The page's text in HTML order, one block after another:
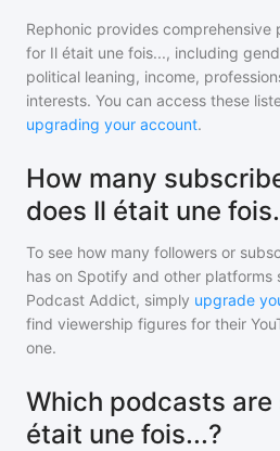
Rephonic provides
for Il était une fois..., including
political leaning, income,
interests. You can access these
upgrading your account.
How many
does Il était une
To see how many followers or
has on Spotify and other platforms
Podcast Addict, simply upgrade
find viewership figures for their
one.
Which podcasts are
était une fois...?